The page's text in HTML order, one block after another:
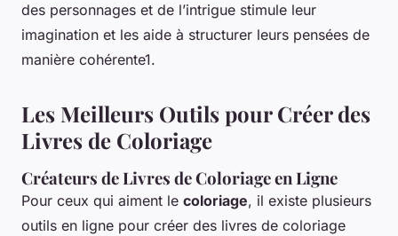
des personnages et de l’intrigue stimule leur
imagination et les aide à structurer leurs pensées de
manière cohérente1.
Les Meilleurs Outils pour Créer des
Livres de Coloriage
Créateurs de Livres de Coloriage en Ligne
Pour ceux qui aiment le coloriage, il existe plusieurs
outils en ligne pour créer des livres de coloriage